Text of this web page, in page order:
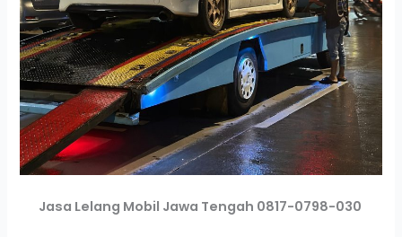
Jasa Lelang Mobil Jawa Tengah 0817-0798-030